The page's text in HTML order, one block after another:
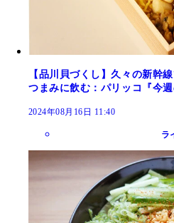
【品川貝づくし】久々の新幹
つまみに飲む：パリッコ『今
2024年08月16日 11:40
ラ